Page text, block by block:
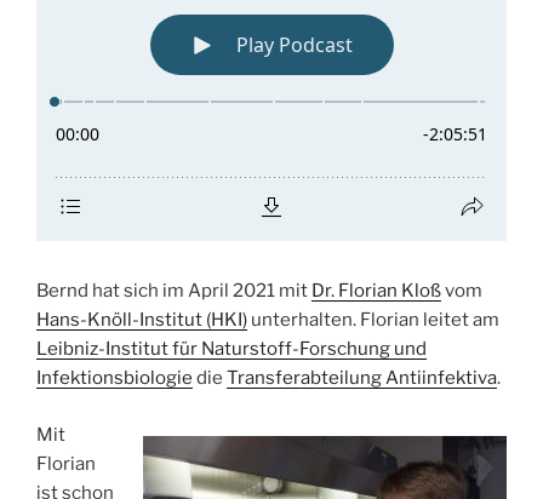
Bernd hat sich im April 2021 mit Dr. Florian Kloßvom
Hans-Knöll-Institut (HKI) unterhalten. Florian leitet am
Leibniz-Institut für Naturstoff-Forschung und
Infektionsbiologie die Transferabteilung Antiinfektiva.
Mit
Florian
ist schon